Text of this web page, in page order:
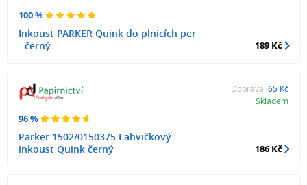
100 %
Inkoust PARKER Quink do plnicích per
- černý
189 Kč
96 %
Parker 1502/0150375 Lahvičkový
inkoust Quink černý
Doprava: 65 Kč
Skladem
186 Kč